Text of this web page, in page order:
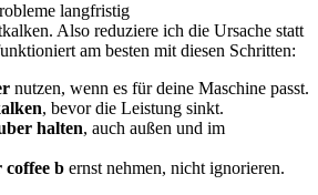
langfristig
Also reduziere ich die Ursache statt
am besten mit diesen Schritten:
nutzen, wenn es für deine Maschine passt.
, bevor die Leistung sinkt.
halten, auch außen und im
coffee b ernst nehmen, nicht ignorieren.